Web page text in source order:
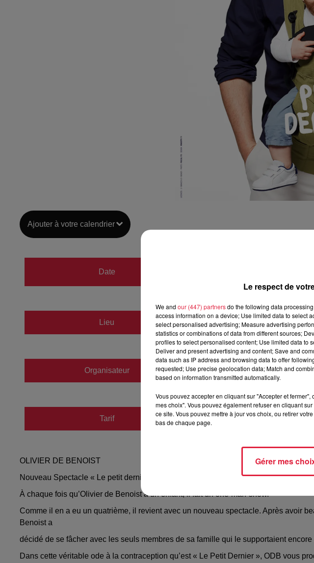
Ajouter à votre calendrier
Date
Lieu
LA MAC
67240 BISCHWILLER
Organisateur https://www.music-for-ever.fr/
Tarif Payant
OLIVIER DE BENOIST
Nouveau Spectacle « Le petit dernier »
À chaque fois qu’Olivier de Benoist a un enfant, il fait un one-man-show.
Comme il en a eu un quatrième, il revient avec un nouveau spectacle. Après avoir
Benoist a
décidé de se fâcher avec les seuls membres de sa famille qui le supportaient encore
Dans cette véritable ode à la contraception qu’est « Le Petit Dernier », ODB vous
Le respect de
We and our (447) partnersdo the following data
access information on a device; Use limited data to select
select personalised advertising; Measure advertising
statistics or combinations of data from different sources;
profiles to select personalised content; Use limited data to
Deliver and present advertising and content; Save and
data such as IP address and browsing data to offer
requested; Use precise geolocation data; Match and
based on information transmitted automatically.
Vous pouvez accepter en cliquant sur "Accepter et
mes choix". Vous pouvez également refuser en cliquant
ce site. Vous pouvez mettre à jour vos choix, ou retirer
bas de chaque page.
Gérer mes